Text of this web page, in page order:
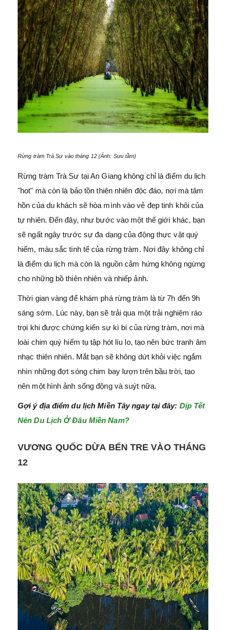
Rừng tràm Trà Sư vào tháng 12 (Ảnh: Sưu tầm)
Rừng tràm Trà Sư tại An Giang không chỉ là điểm du lịch
"hot" mà còn là bảo tồn thiên nhiên độc đáo, nơi mà tâm
hồn của du khách sẽ hòa mình vào vẻ đẹp tinh khôi của
tự nhiên. Đến đây, như bước vào một thế giới khác, bạn
sẽ ngất ngây trước sự đa dạng của động thực vật quý
hiếm, màu sắc tinh tế của rừng tràm. Nơi đây không chỉ
là điểm du lịch mà còn là nguồn cảm hứng không ngừng
cho những bồ thiên nhiên và nhiếp ảnh.
Thời gian vàng để khám phá rừng tràm là từ 7h đến 9h
sáng sớm. Lúc này, bạn sẽ trải qua một trải nghiệm ráo
trọi khi được chứng kiến sự kì bí của rừng tràm, nơi mà
loài chim quý hiếm tụ tập hót líu lo, tạo nên bức tranh âm
nhạc thiên nhiên. Mắt bạn sẽ không dứt khỏi việc ngắm
nhìn những đợt sóng chim bay lượn trên bầu trời, tạo
nên một hình ảnh sống động và suýt nữa.
Gợi ý địa điểm du lịch Miền Tây ngay tại đây: Dịp Tết
Nên Du Lịch Ở Đâu Miền Nam?
VƯƠNG QUỐC DỪA BẾN TRE VÀO THÁNG
12